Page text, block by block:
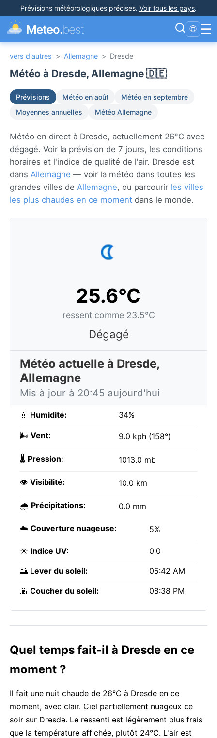
Prévisions météorologiques précises. Voir tous les pays.
Meteo.best 🌐 ☰
vers d'autres > Allemagne > Dresde
Météo à Dresde, Allemagne 🇩🇪
Prévisions Météo en août
Météo en septembre
Moyennes annuelles
Météo Allemagne
Météo en direct à Dresde, actuellement 26°C avec
dégagé. Voir la prévision de 7 jours, les conditions
horaires et l'indice de qualité de l'air. Dresde est
dans Allemagne — voir la météo dans toutes les
grandes villes de Allemagne, ou parcourir les villes
les plus chaudes en ce moment dans le monde.
25.6°C
ressent comme 23.5°C
Dégagé
Météo actuelle à Dresde,
Allemagne
Mis à jour à 20:45 aujourd'hui
💧 Humidité: 34%
🌬️ Vent: 9.0 kph (158°)
🌡️ Pression: 1013.0 mb
👁️ Visibilité: 10.0 km
🌧️ Précipitations: 0.0 mm
☁️ Couverture nuageuse: 5%
☀️ Indice UV: 0.0
🌅 Lever du soleil: 05:42 AM
🌇 Coucher du soleil: 08:38 PM
Quel temps fait-il à Dresde en ce
moment ?
Il fait une nuit chaude de 26°C à Dresde en ce
moment, avec clair. Ciel partiellement nuageux ce
soir sur Dresde. Le ressenti est légèrement plus frais
que la température affichée, plutôt 24°C. L'air est